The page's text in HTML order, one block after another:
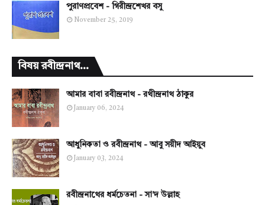
পুরাণপ্রবেশ - গিরীন্দ্রশেখর বসু
November 25, 2019
বিষয় রবীন্দ্রনাথ...
আমার বাবা রবীন্দ্রনাথ - রথীন্দ্রনাথ ঠাকুর
January 06, 2024
আধুনিকতা ও রবীন্দ্রনাথ - আবু সয়ীদ আইয়ুব
January 03, 2024
রবীন্দ্রনাথের ধর্মচেতনা - সা'দ উল্লাহ